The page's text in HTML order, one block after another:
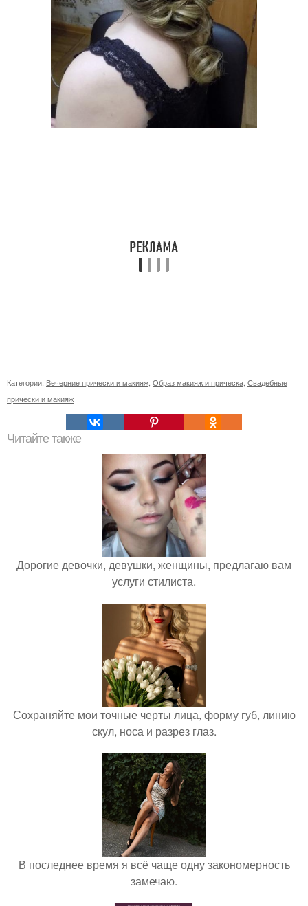
Категории: Вечерние прически и макияж Образ макияж и прическа Свадебные
прически и макияж
Читайте также
Дорогие девочки, девушки, женщины, предлагаю вам
услуги стилиста.
Сохраняйте мои точные черты лица, форму губ, линию
скул, носа и разрез глаз.
В последнее время я всё чаще одну закономерность
замечаю.